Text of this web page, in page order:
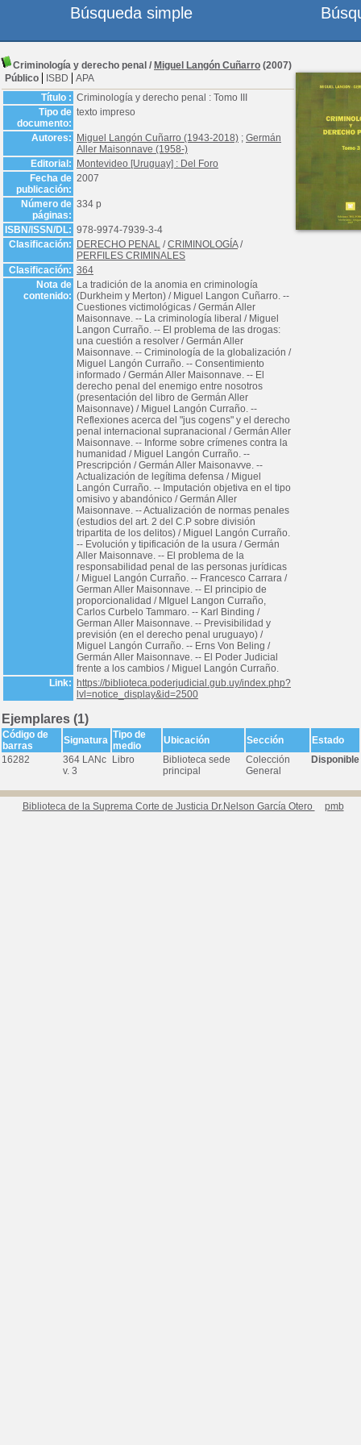
Criminología y derecho penal / Miguel Langón Cuñarro (2007)
Público
ISBD
APA
Título : Criminología y derecho penal : Tomo III
Tipo de
documento:
texto impreso
Autores: Miguel Langón Cuñarro (1943-2018) ; Germán
Aller Maisonnave (1958-)
Editorial:
Montevideo [Uruguay] : Del Foro
Fecha de
publicación:
2007
Número de
páginas:
334 p
ISBN/ISSN/DL: 978-9974-7939-3-4
Clasificación:
DERECHO PENAL /CRIMINOLOGÍA/
PERFILES CRIMINALES
Clasificación: 364
Nota de
contenido:
La tradición de la anomia en criminología
(Durkheim y Merton) / Miguel Langon Cuñarro. --
Cuestiones victimológicas / Germán Aller
Maisonnave. -- La criminología liberal / Miguel
Langon Curraño. -- El problema de las drogas:
una cuestión a resolver / Germán Aller
Maisonnave. -- Criminología de la globalización /
Miguel Langón Curraño. -- Consentimiento
informado / Germán Aller Maisonnave. -- El
derecho penal del enemigo entre nosotros
(presentación del libro de Germán Aller
Maisonnave) / Miguel Langón Curraño. --
Reflexiones acerca del "jus cogens" y el derecho
penal internacional supranacional / Germán Aller
Maisonnave. -- Informe sobre crímenes contra la
humanidad / Miguel Langón Curraño. --
Prescripción / Germán Aller Maisonavve. --
Actualización de legítima defensa / Miguel
Langón Curraño. -- Imputación objetiva en el tipo
omisivo y abandónico / Germán Aller
Maisonnave. -- Actualización de normas penales
(estudios del art. 2 del C.P sobre división
tripartita de los delitos) / Miguel Langón Curraño.
-- Evolución y tipificación de la usura / Germán
Aller Maisonnave. -- El problema de la
responsabilidad penal de las personas jurídicas
/ Miguel Langón Curraño. -- Francesco Carrara /
German Aller Maisonnave. -- El principio de
proporcionalidad / MIguel Langon Curraño,
Carlos Curbelo Tammaro. -- Karl Binding /
German Aller Maisonnave. -- Previsibilidad y
previsión (en el derecho penal uruguayo) /
Miguel Langón Curraño. -- Erns Von Beling /
Germán Aller Maisonnave. -- El Poder Judicial
frente a los cambios / Miguel Langón Curraño.
Link:
https://biblioteca.poderjudicial.gub.uy/index.php?
lvl=notice_display&id=2500
Ejemplares (1)
Código de
barras
Signatura Tipo de
medio
Ubicación Sección
Estado
16282
364 LANc
v. 3
Libro
Biblioteca sede
principal
Colección
General
Disponible
Biblioteca de la Suprema Corte de Justicia Dr.Nelson García Otero pmb
Búsqueda simple